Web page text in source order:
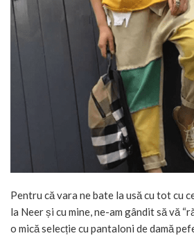
Pentru că vara ne bate la usă cu tot cu
la Neer și cu mine, ne-am gândit să vă
o mică selecție cu pantaloni de damă